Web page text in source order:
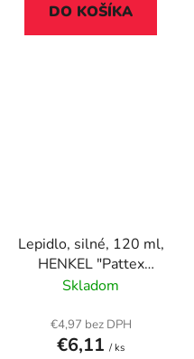
DO KOŠÍKA
Lepidlo, silné, 120 ml,
HENKEL "Pattex
Palmatex"
Skladom
€4,97 bez DPH
€6,11 / ks